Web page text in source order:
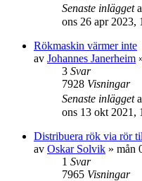
Senaste inlägget
ons 26 apr 2023,
Rökmaskin värmer inte
av Johannes Janerheim
3 Svar
7928 Visningar
Senaste inlägget
ons 13 okt 2021,
Distribuera rök via rör
av Oskar Solvik » mån
1 Svar
7965 Visningar